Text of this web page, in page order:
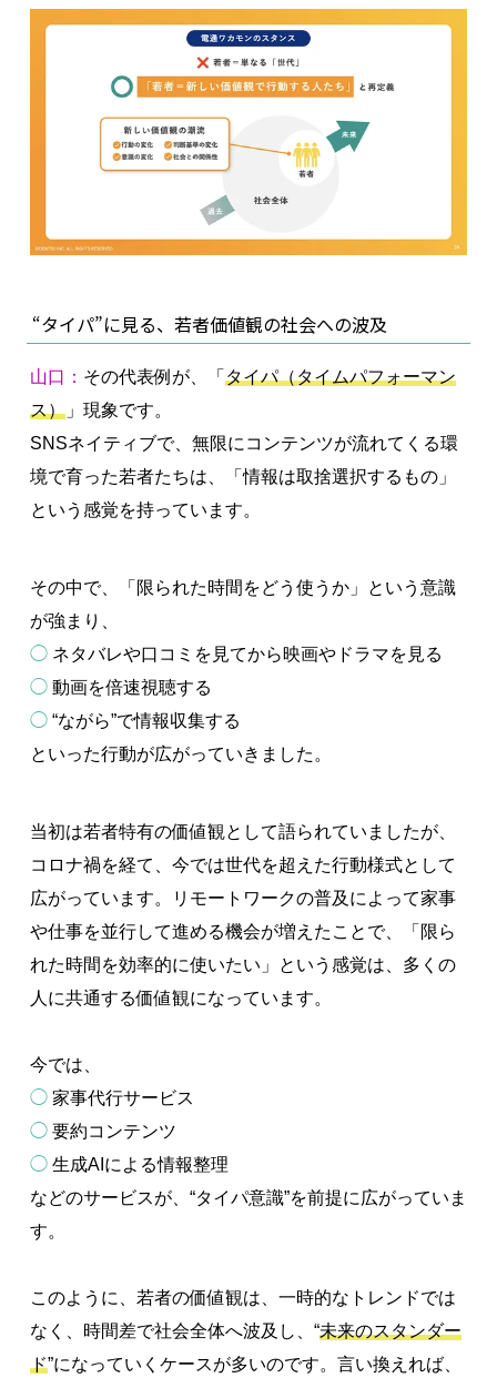
“タイパ”に見る、若者価値観の社会への波及
山口： その代表例が、「 タイパ（タイムパフォーマン
ス）」現象です。
SNSネイティブで、無限にコンテンツが流れてくる環
境で育った若者たちは、「情報は取捨選択するもの」
という感覚を持っています。
その中で、「限られた時間をどう使うか」という意識
が強まり、
◯ ネタバレや口コミを見てから映画やドラマを見る
◯ 動画を倍速視聴する
◯ “ながら”で情報収集する
といった行動が広がっていきました。
当初は若者特有の価値観として語られていましたが、
コロナ禍を経て、今では世代を超えた行動様式として
広がっています。リモートワークの普及によって家事
や仕事を並行して進める機会が増えたことで、「限ら
れた時間を効率的に使いたい」という感覚は、多くの
人に共通する価値観になっています。
今では、
◯ 家事代行サービス
◯ 要約コンテンツ
◯ 生成AIによる情報整理
などのサービスが、“タイパ意識”を前提に広がっていま
す。
このように、若者の価値観は、一時的なトレンドでは
なく、時間差で社会全体へ波及し、“未来のスタンダー
ド”になっていくケースが多いのです。言い換えれば、